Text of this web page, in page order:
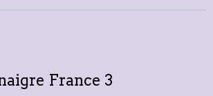
cœur saigne toujours
Barzotti 24 juin